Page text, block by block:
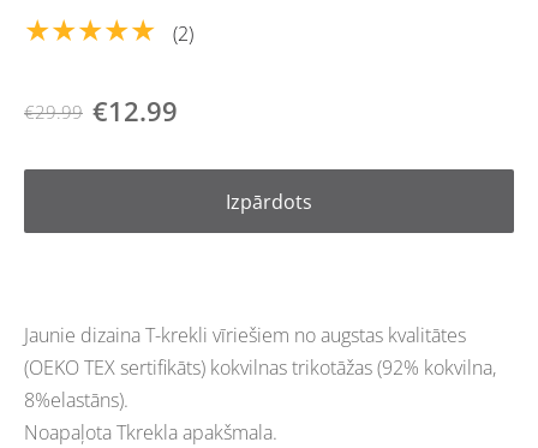
★★★★★ (2)
€29.99 €12.99
Izpārdots
Jaunie dizaina T-krekli vīriešiem no augstas kvalitātes
(OEKO TEX sertifikāts) kokvilnas trikotāžas (92% kokvilna,
8%elastāns).
Noapaļota Tkrekla apakšmala.